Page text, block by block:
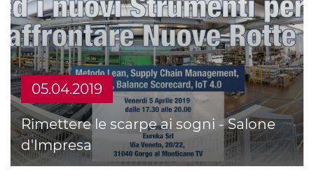
05.04.2019
Rimettere le scarpe ai sogni - Salone
d'Impresa